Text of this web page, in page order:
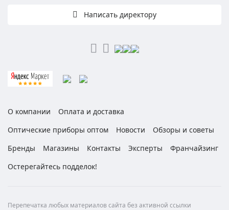
Написать директору
О компании
Оплата и доставка
Оптические приборы оптом
Новости
Обзоры и советы
Бренды
Магазины Контакты Эксперты
Франчайзинг
Остерегайтесь подделок!
Перепечатка любых материалов сайта без активной ссылки